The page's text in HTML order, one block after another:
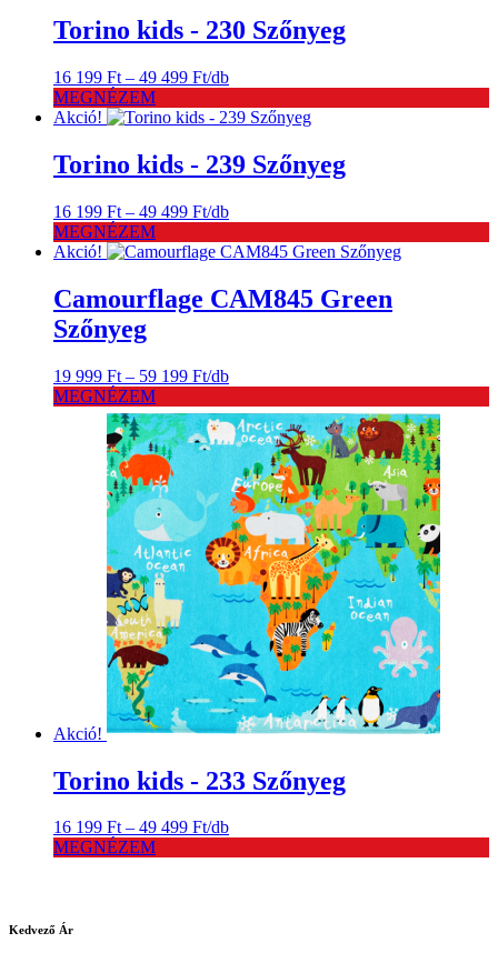
Torino kids - 230 Szőnyeg
16 199 Ft – 49 499 FtÁrtartomány:
199 Ft
49
499 Ft
/db
MEGNÉZEM
Akció!
Torino kids - 239 Szőnyeg
16 199 Ft – 49 499 FtÁrtartomány:
199 Ft
49
499 Ft
/db
MEGNÉZEM
Akció!
Camourflage CAM845 Green
Szőnyeg
19 999 Ft – 59 199 FtÁrtartomány:
999 Ft
-
59
199 Ft
/db
MEGNÉZEM
Akció!
Torino kids - 233 Szőnyeg
16 199 Ft – 49 499 FtÁrtartomány:
/db
MEGNÉZEM
Kedvező Ár